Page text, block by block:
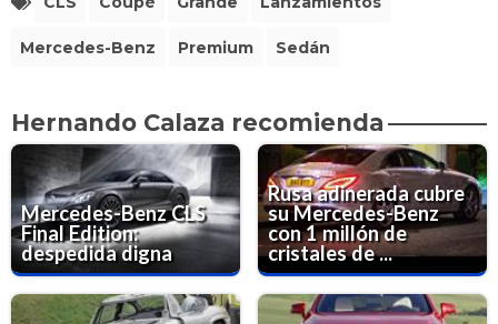
Mercedes-Benz Premium Sedán
Hernando Calaza recomienda
Mercedes-Benz CLS
Final Edition:
despedida digna
Rusa adinerada cubre
su Mercedes-Benz
con 1 millón de
cristales de ...